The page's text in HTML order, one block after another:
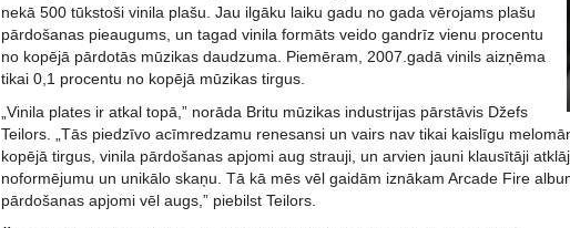
nekā 500 tūkstoši vinila plašu. Jau ilgāku laiku gadu no gada vērojams plašu
pārdošanas pieaugums, un tagad vinila formāts veido gandrīz vienu procentu
no kopējā pārdotās mūzikas daudzuma. Piemēram, 2007.gadā vinils aizņēma
tikai 0,1 procentu no kopējā mūzikas tirgus.
„Vinila plates ir atkal topā,” norāda Britu mūzikas industrijas pārstāvis Džefs
Teilors. „Tās piedzīvo acīmredzamu renesansi un vairs nav tikai kaislīgu
kopējā tirgus, vinila pārdošanas apjomi aug strauji, un arvien jauni klausītāji
noformējumu un unikālo skaņu. Tā kā mēs vēl gaidām iznākam Arcade Fire
pārdošanas apjomi vēl augs,” piebilst Teilors.